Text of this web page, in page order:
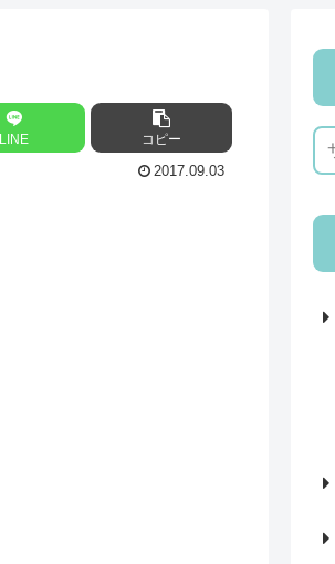
LINE コピー
2017.09.03